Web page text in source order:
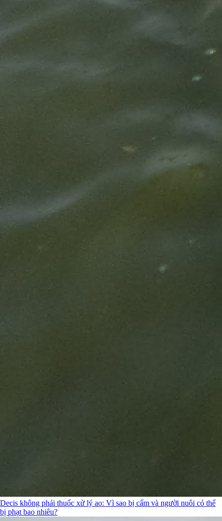
Decis không phải thuốc xử lý ao: Vì sao bị cấm và người nuôi có thể
bị phạt bao nhiêu?